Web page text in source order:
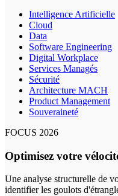
Intelligence Artificielle
Cloud
Data
Software Engineering
Digital Workplace
Services Managés
Sécurité
Architecture MACH
Product Management
Souveraineté
FOCUS 2026
Optimisez votre
Une analyse structurelle de
identifier les goulots